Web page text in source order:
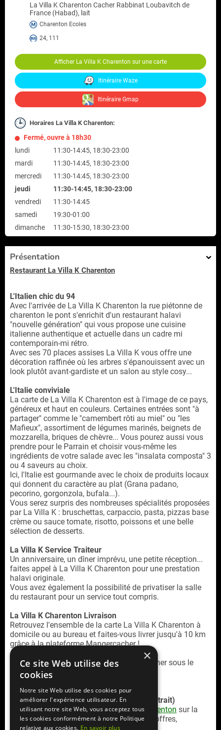
La Villa K Charenton Cacher Rabbinat Loubavitch de
France (Habad), lait
Charenton Ecoles
24, 111
Afficher La Villa K Charenton sur une carte
Itinéraire Waze
Itinéraire Gmap
Horaires La Villa K Charenton:
Fermé, ouvre à 18h30
lundi
11:30-14:45, 18:30-23:00
mardi
11:30-14:45, 18:30-23:00
mercredi
11:30-14:45, 18:30-23:00
jeudi
11:30-14:45, 18:30-23:00
vendredi
11:30-14:45
samedi
19:30-01:00
dimanche
11:30-15:30, 18:30-23:00
Présentation
Restaurant La Villa K Charenton
L'Italien chic du 94
Avec l'arrivée de La Villa K Charenton la rue piétonne de
charenton le pont s'enrichit d'un restaurant halavi
"nouvelle génération" qui vous propose une cuisine
italienne authentique et actuelle dans un cadre mi
contemporain-mi rétro.
Avec ses 70 places assises La Villa K vous offre une
décoration raffinée où les arbres s'épanouissent avec un
look plutôt avant-gardiste et un salon au style cosy...
L'Italie conviviale
La carte de La Villa K Charenton est à l'image de ce pays,
généreux et haut en couleurs. Certaines entrées sont "à
partager" comme le "camembert rôti au miel" ou "les
Mafieux", assortiment de légumes marinés, beignets de
mozzarella, briques de chèvre... Vous pourez aussi vous
prendre pour le Parrain et choisir vous-même les
ingrédients de votre salade avec les "insalata composta" 3
ou 4 saveurs au choix.
Ici, l'Italie est gourmande avec le choix de produits locaux
qui donnent du caractère au plat (Grana padano,
pecorino, gorgonzola, bufala...).
Vous serez surpris des nombreuses spécialités proposées
par La Villa K : bruschettas, carpaccio, pasta, pizzas base
crème ou sauce tomate, risotto, poissons et une belle
sélection de desserts.
La Villa K Service Traiteur
Un anniversaire, un dîner imprévu, une petite réception...
faites appel à La Villa K Charenton pour une prestation
halavi originale.
Vous avez également la possibilité de privatiser la salle
du restaurant pour un service tout compris.
La Villa K Charenton Livraison
Retrouvez l'ensemble de la carte La Villa K Charenton à
domicile ou au bureau et faites-vous livrer jusqu'à 10 km
grâce à la plateforme Mangercacher !
La Villa K Charenton est un restaurant cacher sous le
contrôle du rabbinat loubavitch de France.
Service commande en ligne (livraison / retrait)
Retrouvez lacarte livraison La Villa K Charenton sur la
plateformeMangercacher.com(cagnotte, offres,
paiement en ligne sécurisé)
×
Ce site Web utilise des
cookies
Notre site Web utilise des cookies pour
améliorer l'expérience utilisateur. En
utilisant notre site Web, vous acceptez tous
les cookies conformément à notre Politique
relative aux cookies. En savoir plus